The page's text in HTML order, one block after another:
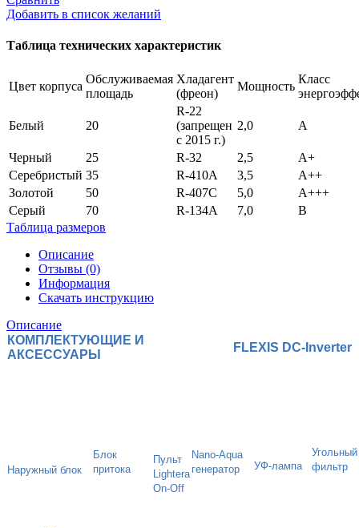
Добавить в список желаний
Таблица технических характеристик
Цвет корпуса
Обслуживаемая
площадь
Хладагент
(фреон)
Мощность
Класс
Белый 20
R-22
(запрещен
с 2015 г.)
2,0 А
Черный 25 R-32 2,5
А+
Серебристый 35 R-410A 3,5
А++
Золотой
50 R-407С 5,0
А+++
Серый
70 R-134А 7,0
В
Таблица размеров
Описание
Отзывы (0)
Информация
Скачать инструкцию
Описание
КОМПЛЕКТУЮЩИЕ И
АКСЕССУАРЫ
FLEXIS DC-Inverter
Наружный блок
Блок
притока
Пульт
Lightera
On-Off
Nano-Aqua
генератор
УФ-лампа
Угольный
фильтр